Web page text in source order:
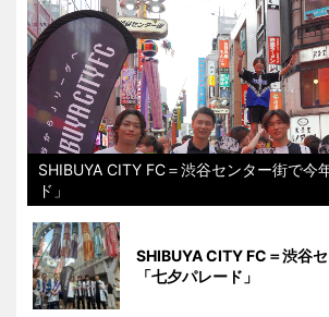
SHIBUYA CITY FC＝渋谷センター街で今
ド」
SHIBUYA CITY FC＝渋谷
「七夕パレード」